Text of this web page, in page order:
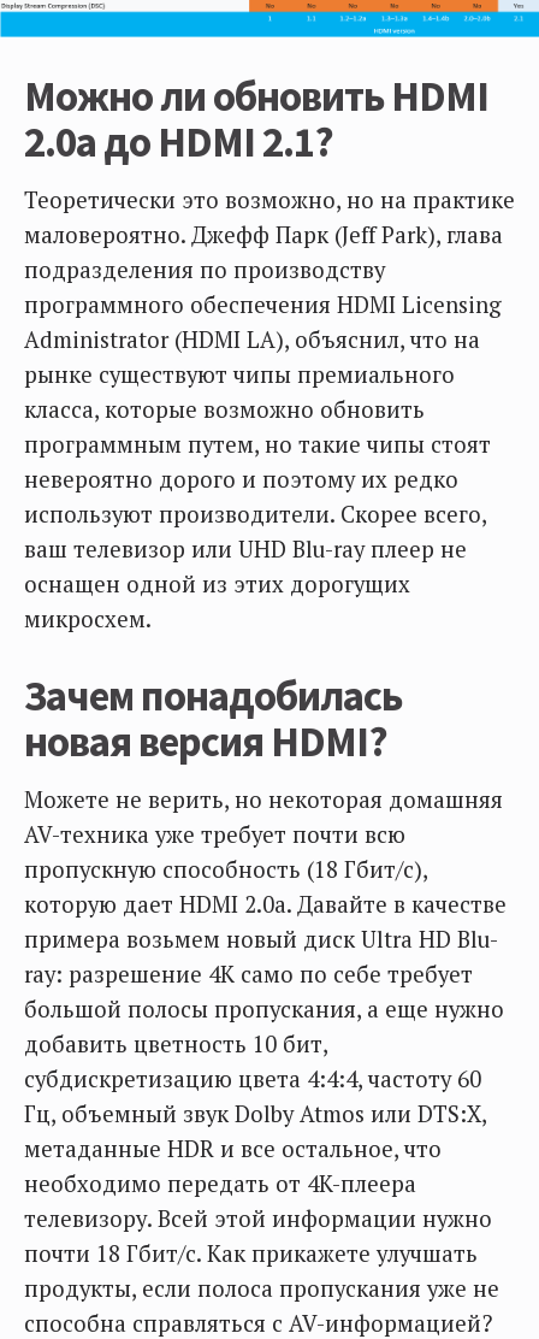
Можно ли обновить HDMI
2.0a до HDMI 2.1?
Теоретически это возможно, но на практике
маловероятно. Джефф Парк (Jeff Park), глава
подразделения по производству
программного обеспечения HDMI Licensing
Administrator (HDMI LA), объяснил, что на
рынке существуют чипы премиального
класса, которые возможно обновить
программным путем, но такие чипы стоят
невероятно дорого и поэтому их редко
используют производители. Скорее всего,
ваш телевизор или UHD Blu-ray плеер не
оснащен одной из этих дорогущих
микросхем.
Зачем понадобилась
новая версия HDMI?
Можете не верить, но некоторая домашняя
AV-техника уже требует почти всю
пропускную способность (18 Гбит/c),
которую дает HDMI 2.0a. Давайте в качестве
примера возьмем новый диск Ultra HD Blu-
ray: разрешение 4K само по себе требует
большой полосы пропускания, а еще нужно
добавить цветность 10 бит,
субдискретизацию цвета 4:4:4, частоту 60
Гц, объемный звук Dolby Atmos или DTS:X,
метаданные HDR и все остальное, что
необходимо передать от 4K-плеера
телевизору. Всей этой информации нужно
почти 18 Гбит/с. Как прикажете улучшать
продукты, если полоса пропускания уже не
способна справляться с AV-информацией?